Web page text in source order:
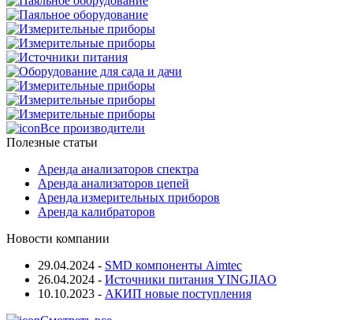
Все производители
Полезные статьи
Аренда анализаторов спектра
Аренда анализаторов цепей
Аренда измерительных приборов
Аренда калибраторов
Новости компании
29.04.2024 - SMD компоненты Aimtec
26.04.2024 - Источники питания YINGJIAO
10.10.2023 - АКИП новые поступления